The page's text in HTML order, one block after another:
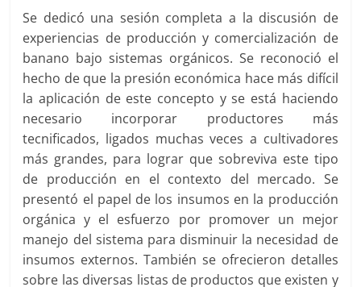
Se dedicó una sesión completa a la discusión de
experiencias de producción y comercialización de
banano bajo sistemas orgánicos. Se reconoció el
hecho de que la presión económica hace más difícil
la aplicación de este concepto y se está haciendo
necesario incorporar productores más
tecnificados, ligados muchas veces a cultivadores
más grandes, para lograr que sobreviva este tipo
de producción en el contexto del mercado. Se
presentó el papel de los insumos en la producción
orgánica y el esfuerzo por promover un mejor
manejo del sistema para disminuir la necesidad de
insumos externos. También se ofrecieron detalles
sobre las diversas listas de productos que existen y